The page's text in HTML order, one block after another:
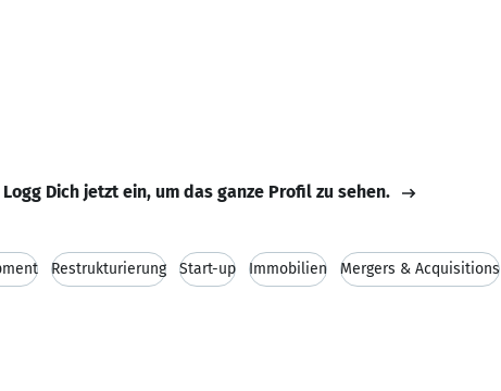
Logg Dich jetzt ein, um das ganze Profil zu sehen.
Restrukturierung Start-up Immobilien Mergers & Acquisitions